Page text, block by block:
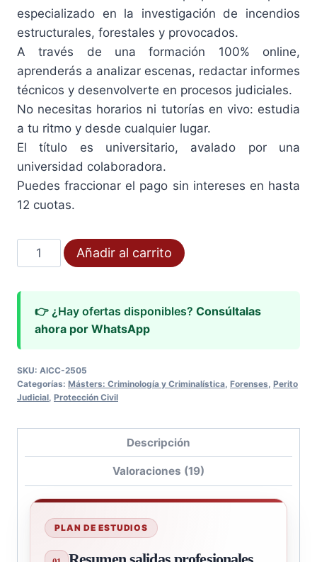
especializado en la investigación de incendios
estructurales, forestales y provocados.
A través de una formación 100% online,
aprenderás a analizar escenas, redactar informes
técnicos y desenvolverte en procesos judiciales.
No necesitas horarios ni tutorías en vivo: estudia
a tu ritmo y desde cualquier lugar.
El título es universitario, avalado por una
universidad colaboradora.
Puedes fraccionar el pago sin intereses en hasta
12 cuotas.
Máster
En
Incendios
cantidad
Añadir al carrito
👉 ¿Hay ofertas disponibles? Consúltalas
ahora por WhatsApp
SKU: AICC-2505
Categorías: Másters: Criminología y Criminalística, Forenses, Perito
Judicial, Protección Civil
Descripción
Valoraciones (19)
PLAN DE ESTUDIOS